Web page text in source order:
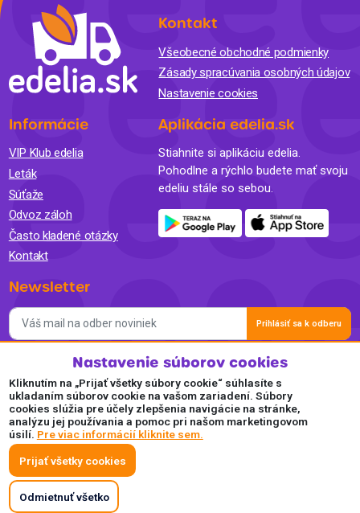
Kontakt
Všeobecné obchodné podmienky
Zásady spracúvania osobných údajov
Nastavenie cookies
Informácie
VIP Klub edelia
Leták
Súťaže
Odvoz záloh
Často kladené otázky
Kontakt
Aplikácia edelia.sk
Stiahnite si aplikáciu edelia.
Pohodlne a rýchlo budete mať svoju
edeliu stále so sebou.
Newsletter
Prihlásiť sa k odberu
Súhlasím so spracovaním osobných údajov a so zasielaním
newslettra na marketingové účely a oboznámil som sa so
Zásadami ochrany osobných údajov.
Akceptujeme
Plaťte pohodlne a bezpečne online.
Nastavenie súborov cookies
Kliknutím na „Prijať všetky súbory cookie“ súhlasíte s
ukladaním súborov cookie na vašom zariadení. Súbory
cookies slúžia pre účely zlepšenia navigácie na stránke,
analýzu jej používania a pomoc pri našom marketingovom
úsilí. Pre viac informácií kliknite sem.
Prijať všetky cookies
Odmietnuť všetko